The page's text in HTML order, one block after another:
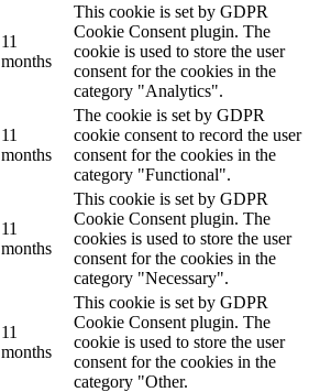
11
months
This cookie is set by GDPR
Cookie Consent plugin. The
cookie is used to store the user
consent for the cookies in the
category "Analytics".
11
months
The cookie is set by GDPR
cookie consent to record the user
consent for the cookies in the
category "Functional".
11
months
This cookie is set by GDPR
Cookie Consent plugin. The
cookies is used to store the user
consent for the cookies in the
category "Necessary".
11
months
This cookie is set by GDPR
Cookie Consent plugin. The
cookie is used to store the user
consent for the cookies in the
category "Other.